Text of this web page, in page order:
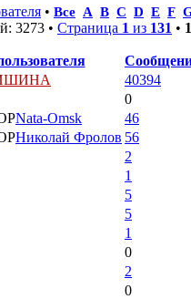
• Все A B C D E F
3273 • Страница 1 из 131 • 1
40394
0
Nata-Omsk 46
Николай Фролов 56
2
1
5
5
1
0
2
0